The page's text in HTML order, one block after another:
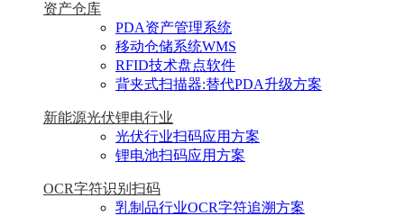
资产仓库
PDA资产管理系统
移动仓储系统WMS
RFID技术盘点软件
背夹式扫描器:替代PDA升级方案
新能源光伏锂电行业
光伏行业扫码应用方案
锂电池扫码应用方案
OCR字符识别扫码
乳制品行业OCR字符追溯方案